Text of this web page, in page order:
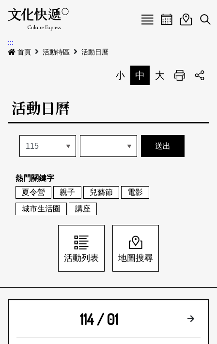
Menu
最新公告
本期專題
歷史專題
活動特區
活動列表
地圖搜尋
關於我們
關於我們
刊物索取地點
會員基本資料
刊登活動
網站導覽 English
日本語 登入/註冊
活動日曆活動地圖
展
:::
首頁
活動特區 活動日曆
小 中 大 列印
活動日曆
熱門關鍵字
夏令營
親子 兒藝節
電影
城市生活圈
講座
活動列表 地圖搜尋
114 / 01 下個月